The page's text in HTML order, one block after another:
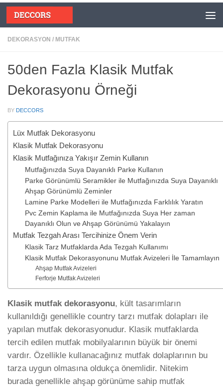
Skip to content
DEKORASYON / MUTFAK
50den Fazla Klasik Mutfak
Dekorasyonu Örneği
BY DECCORS
Lüx Mutfak Dekorasyonu
Klasik Mutfak Dekorasyonu
Klasik Mutfağınıza Yakışır Zemin Kullanın
Mutfağınızda Suya Dayanıklı Parke Kullanın
Parke Görünümlü Seramikler ile Mutfağınızda Suya Dayanıklı
Ahşap Görünümlü Zeminler
Lamine Parke Modelleri ile Mutfağınızda Farklılık Yaratın
Pvc Zemin Kaplama ile Mutfağınızda Suya Her zaman
Dayanıklı Olun ve Ahşap Görünümü Yakalayın
Mutfak Tezgah Arası Tercihinize Önem Verin
Klasik Tarz Mutfaklarda Ada Tezgah Kullanımı
Klasik Mutfak Dekorasyonunu Mutfak Avizeleri İle Tamamlayın
Ahşap Mutfak Avizeleri
Ferforje Mutfak Avizeleri
Klasik mutfak dekorasyonu, kült tasarımların
kullanıldığı genellikle country tarzı mutfak dolapları ile
yapılan mutfak dekorasyonudur. Klasik mutfaklarda
tercih edilen mutfak mobilyalarının büyük bir önemi
vardır. Özellikle kullanacağınız mutfak dolaplarının bu
tarza uygun olmasına oldukça önemlidir. Nitekim
burada genellikle ahşap görünüme sahip mutfak